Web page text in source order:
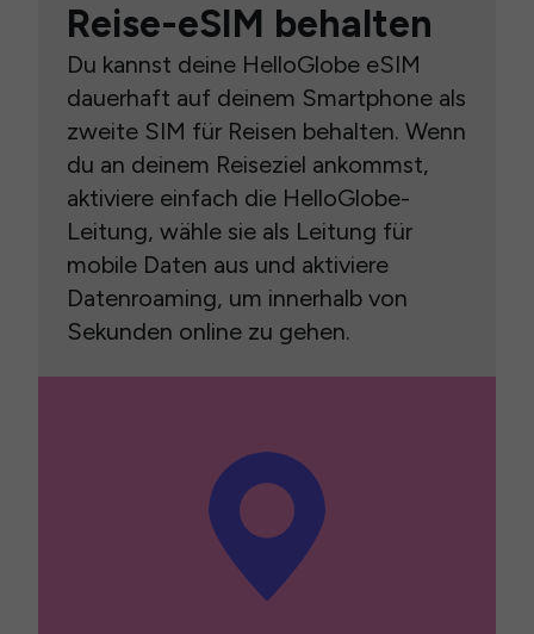
Reise-eSIM behalten
Du kannst deine HelloGlobe eSIM
dauerhaft auf deinem Smartphone als
zweite SIM für Reisen behalten. Wenn
du an deinem Reiseziel ankommst,
aktiviere einfach die HelloGlobe-
Leitung, wähle sie als Leitung für
mobile Daten aus und aktiviere
Datenroaming, um innerhalb von
Sekunden online zu gehen.